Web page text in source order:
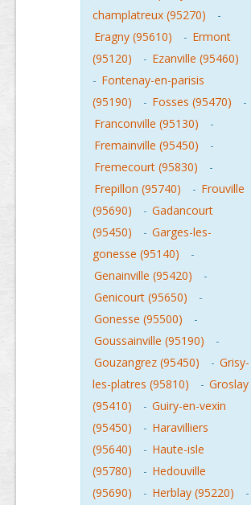
champlatreux (95270)
-
Eragny (95610)
- Ermont
(95120)
- Ezanville (95460)
- Fontenay-en-parisis
(95190)
- Fosses (95470)
-
Franconville (95130)
-
Fremainville (95450)
-
Fremecourt (95830)
-
Frepillon (95740)
- Frouville
(95690)
- Gadancourt
(95450)
- Garges-les-
gonesse (95140)
-
Genainville (95420)
-
Genicourt (95650)
-
Gonesse (95500)
-
Goussainville (95190)
-
Gouzangrez (95450)
- Grisy-
les-platres (95810)
- Groslay
(95410)
- Guiry-en-vexin
(95450)
- Haravilliers
(95640)
- Haute-isle
(95780)
- Hedouville
(95690)
- Herblay (95220)
-